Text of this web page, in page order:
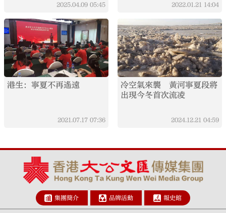
2025.04.09 05:45 2022.01.21 14:04
港生：寧夏不再遙遠
2021.07.17 07:36
冷空氣來襲 黃河寧夏段將
出現今冬首次流凌
2024.12.21 04:59
集團簡介 品牌活動 報史館